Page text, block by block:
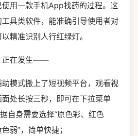
用一款手机App找药的过程。这
具类软件，能准确引导使用者对
精准识别人行红绿灯。
在发生——
式搬上了短视频平台，观看视
处长按三秒，即可在下拉菜单
自身需要选择“原色彩、红色
弱”，简单快捷；